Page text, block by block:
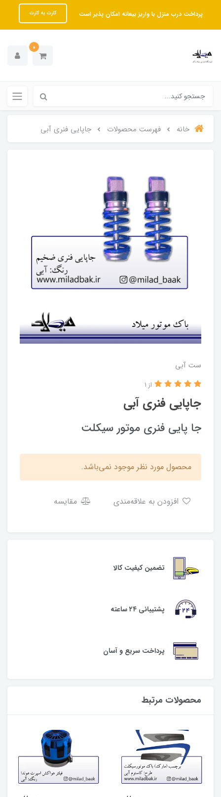
پرداخت درب منزل با واریز بیعانه امکان پذیر است کارت به کارت
0
خانه فهرست محصولات جاپایی فنری آبی
ست آبی
جاپایی فنری آبی
از 1
جا پایی فنری موتور سیکلت
محصول مورد نظر موجود نمی‌باشد.
مقایسه
تضمین کیفیت کالا
پشتیبانی ۲۴ ساعته
پرداخت سریع و آسان
محصولات مرتبط